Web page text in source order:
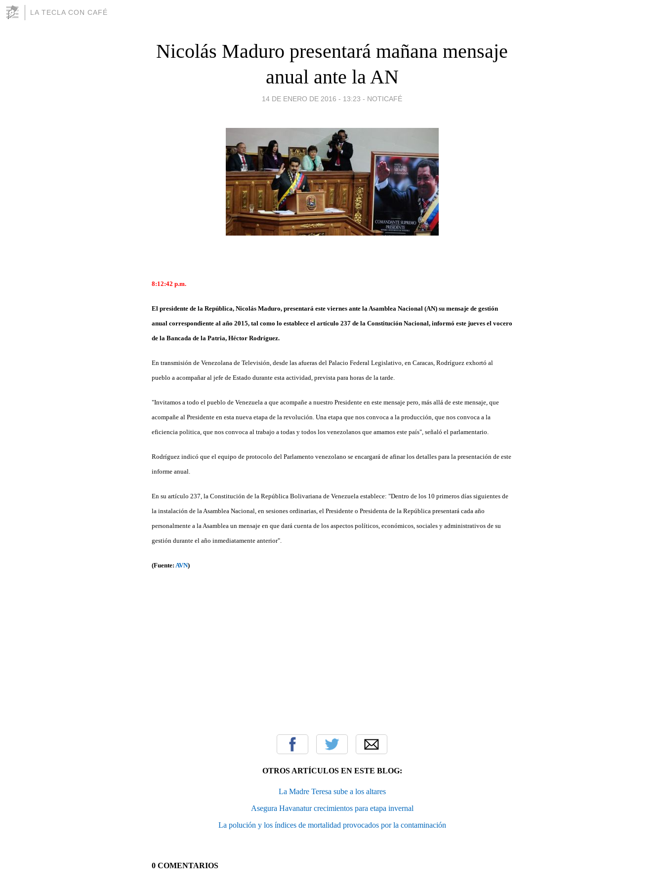
LA TECLA CON CAFÉ
Nicolás Maduro presentará mañana mensaje
anual ante la AN
14 DE ENERO DE 2016 - 13:23 - NOTICAFÉ
8:12:42 p.m.
El presidente de la República, Nicolás Maduro, presentará este viernes ante la Asamblea Nacional (AN) su mensaje de gestión
anual correspondiente al año 2015, tal como lo establece el artículo 237 de la Constitución Nacional, informó este jueves el vocero
de la Bancada de la Patria, Héctor Rodríguez.
En transmisión de Venezolana de Televisión, desde las afueras del Palacio Federal Legislativo, en Caracas, Rodríguez exhortó al
pueblo a acompañar al jefe de Estado durante esta actividad, prevista para horas de la tarde.
"Invitamos a todo el pueblo de Venezuela a que acompañe a nuestro Presidente en este mensaje pero, más allá de este mensaje, que
acompañe al Presidente en esta nueva etapa de la revolución. Una etapa que nos convoca a la producción, que nos convoca a la
eficiencia politica, que nos convoca al trabajo a todas y todos los venezolanos que amamos este país", señaló el parlamentario.
Rodríguez indicó que el equipo de protocolo del Parlamento venezolano se encargará de afinar los detalles para la presentación de este
informe anual.
En su artículo 237, la Constitución de la República Bolivariana de Venezuela establece: "Dentro de los 10 primeros días siguientes de
la instalación de la Asamblea Nacional, en sesiones ordinarias, el Presidente o Presidenta de la República presentará cada año
personalmente a la Asamblea un mensaje en que dará cuenta de los aspectos políticos, económicos, sociales y administrativos de su
gestión durante el año inmediatamente anterior".
(Fuente: AVN)
OTROS ARTÍCULOS EN ESTE BLOG:
La Madre Teresa sube a los altares
Asegura Havanatur crecimientos para etapa invernal
La polución y los índices de mortalidad provocados por la contaminación
0 COMENTARIOS